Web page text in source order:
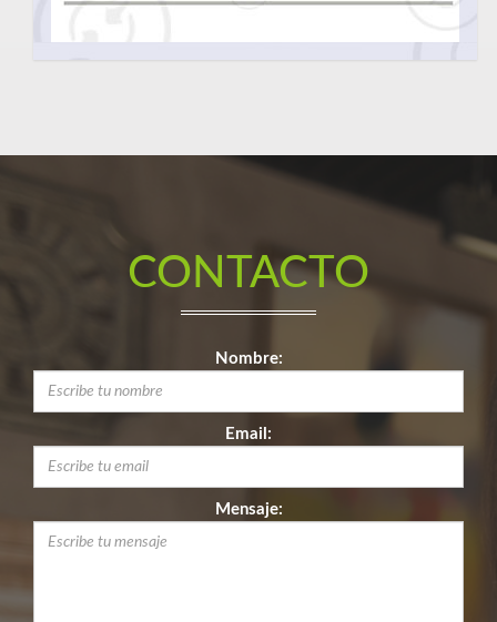
CONTACTO
Nombre:
Email:
Mensaje: